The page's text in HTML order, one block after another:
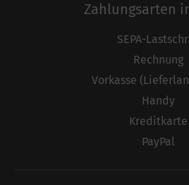
Zahlungsarten
SEPA-
Rechnung
Vorkasse
Handy
Kreditkarte
PayPal